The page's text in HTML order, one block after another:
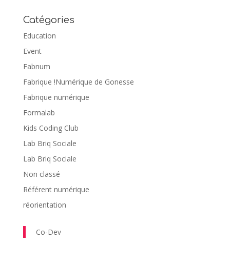
Catégories
Education
Event
Fabnum
Fabrique !Numérique de Gonesse
Fabrique numérique
Formalab
Kids Coding Club
Lab Briq Sociale
Lab Briq Sociale
Non classé
Référent numérique
réorientation
Co-Dev